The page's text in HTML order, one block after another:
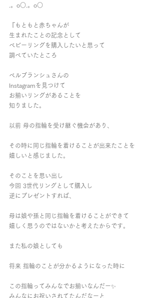
.。o○.。o○
『もともと赤ちゃんが
生まれたことの記念として
ベビーリングを購入したいと思って
調べていたところ
ベルブランシュさんの
Instagramを見つけて
お揃いリングがあることを
知りました。
以前 母の指輪を受け継ぐ機会があり、
その時に同じ指輪を着けることが出来たことを
嬉しいと感じました。
そのことを思い出し
今回 3世代リングとして購入し
逆にプレゼントすれば、
母は娘や孫と同じ指輪を着けることができて
嬉しく思うのではないかと考えたからです。
また私の娘としても
将来 指輪のことが分かるようになった時に
この指輪ってみんなでお揃いなんだー✨
みんなにお祝いされてたんだなーと